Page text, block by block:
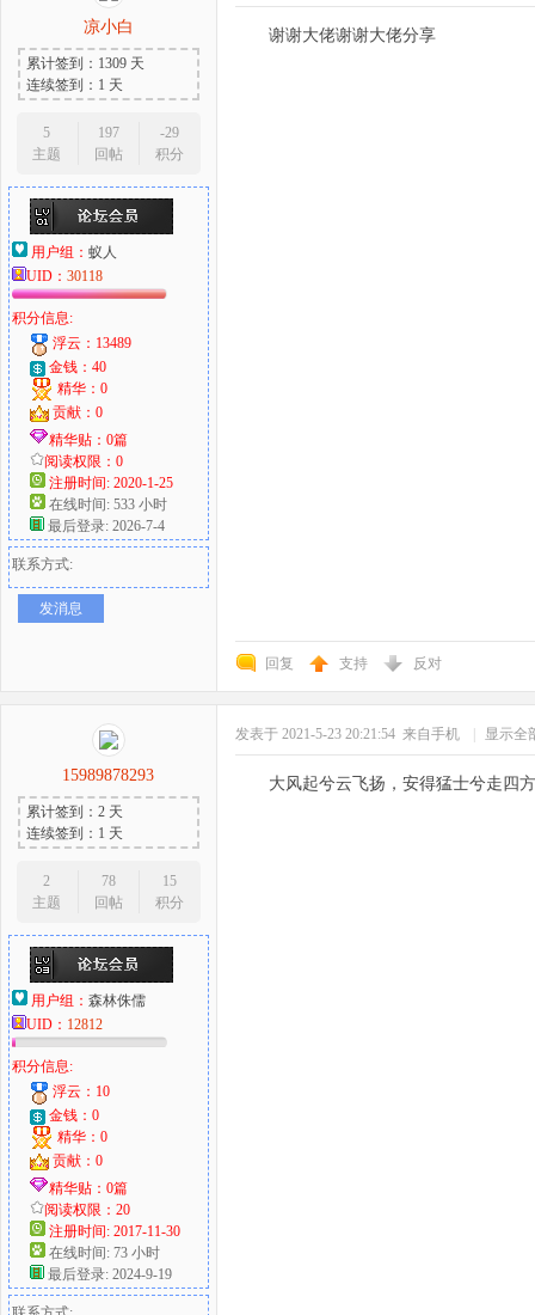
凉小白
累计签到：1309 天
连续签到：1 天
5
主题
197
回帖
-29
积分
用户组： 蚁人
UID： 30118
积分信息:
浮云：13489
金钱：40
精华：0
贡献：0
精华贴：0篇
阅读权限：0
注册时间: 2020-1-25
在线时间: 533 小时
最后登录: 2026-7-4
联系方式:
发消息
谢谢大佬谢谢大佬分享
回复 支持 反对
15989878293
累计签到：2 天
连续签到：1 天
2
主题
78
回帖
15
积分
用户组： 森林侏儒
UID： 12812
积分信息:
浮云：10
金钱：0
精华：0
贡献：0
精华贴：0篇
阅读权限：20
注册时间: 2017-11-30
在线时间: 73 小时
最后登录: 2024-9-19
发表于 2021-5-23 20:21:54 来自手机 显示全
大风起兮云飞扬，安得猛士兮走四方